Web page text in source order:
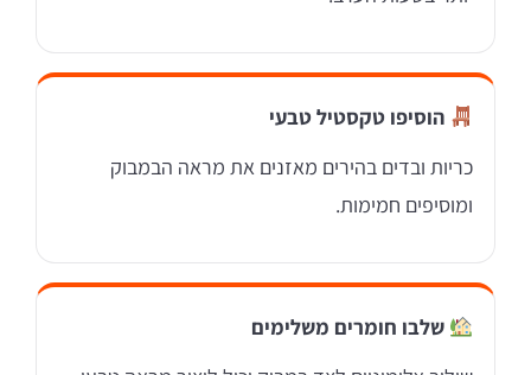
הוסיפו טקסטיל טבעי
כריות ובדים בהירים מאזנים את מראה הבמבוק
ומוסיפים חמימות.
שלבו חומרים משלימים